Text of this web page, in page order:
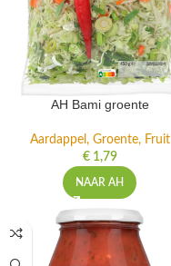
AH Bami groente
Aardappel, Groente, Fruit
€1,79
NAAR AH